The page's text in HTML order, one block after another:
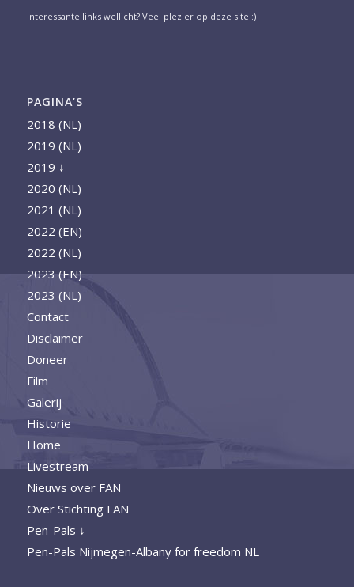
Interessante links wellicht? Veel plezier op deze site :)
PAGINA’S
2018 (NL)
2019 (NL)
2019 ↓
2020 (NL)
2021 (NL)
2022 (EN)
2022 (NL)
2023 (EN)
2023 (NL)
Contact
Disclaimer
Doneer
Film
Galerij
Historie
Home
Livestream
Nieuws over FAN
Over Stichting FAN
Pen-Pals ↓
Pen-Pals Nijmegen-Albany for freedom NL